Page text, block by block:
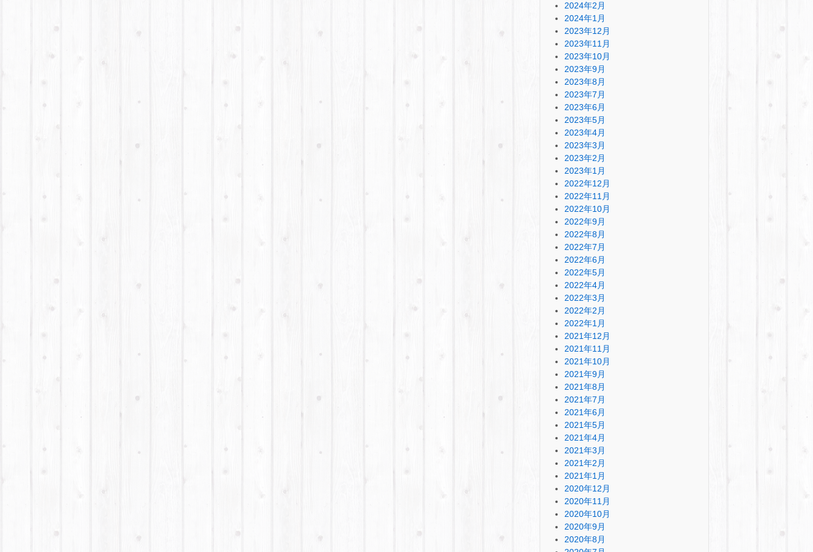
2024年2月
2024年1月
2023年12月
2023年11月
2023年10月
2023年9月
2023年8月
2023年7月
2023年6月
2023年5月
2023年4月
2023年3月
2023年2月
2023年1月
2022年12月
2022年11月
2022年10月
2022年9月
2022年8月
2022年7月
2022年6月
2022年5月
2022年4月
2022年3月
2022年2月
2022年1月
2021年12月
2021年11月
2021年10月
2021年9月
2021年8月
2021年7月
2021年6月
2021年5月
2021年4月
2021年3月
2021年2月
2021年1月
2020年12月
2020年11月
2020年10月
2020年9月
2020年8月